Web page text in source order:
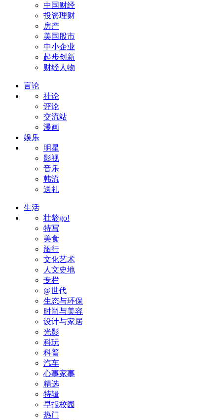
中国财经
投资理财
房产
美国股市
中小企业
起步创新
财经人物
言论
社论
评论
交流站
漫画
娱乐
明星
影视
音乐
韩流
送礼
生活
壮龄go!
特写
美食
旅行
文化艺术
人文史地
专栏
@世代
生态与环保
时尚与美容
设计与家居
光影
科玩
科普
汽车
心事家事
精选
特辑
早报校园
热门